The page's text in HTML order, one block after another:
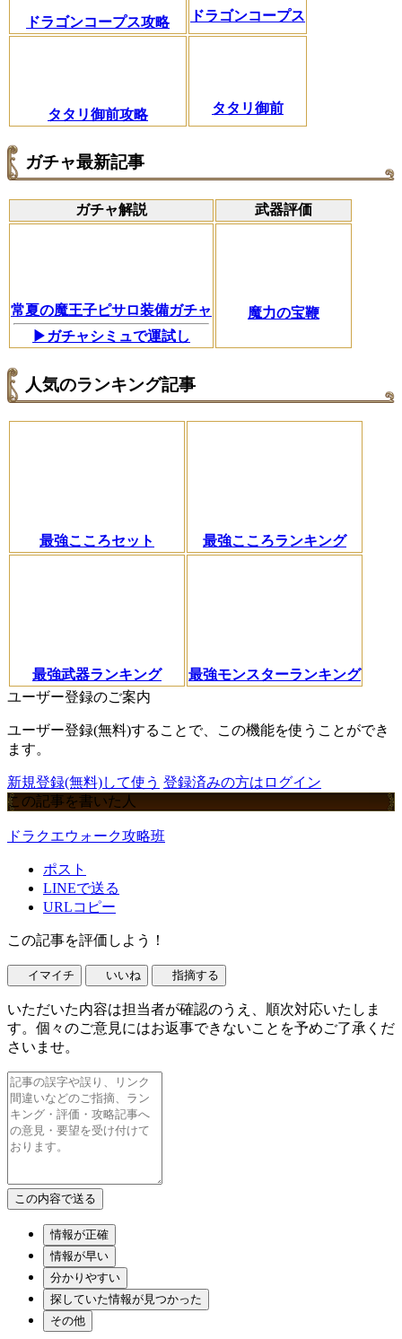
ドラゴンコープス攻略 ドラゴンコープス
タタリ御前攻略 タタリ御前
ガチャ最新記事
ガチャ解説 武器評価
常夏の魔王子ピサロ装備ガチャ
▶ガチャシミュで運試し
魔力の宝鞭
人気のランキング記事
最強こころセット 最強こころランキング
最強武器ランキング
最強モンスターランキング
ユーザー登録のご案内
ユーザー登録(無料)することで、この機能を使うことができ
ます。
新規登録(無料)して使う 登録済みの方はログイン
この記事を書いた人
ドラクエウォーク攻略班
ポスト
LINEで送る
URLコピー
この記事を評価しよう！
イマイチ いいね 指摘する
いただいた内容は担当者が確認のうえ、順次対応いたしま
す。個々のご意見にはお返事できないことを予めご了承くだ
さいませ。
情報が正確
情報が早い
分かりやすい
探していた情報が見つかった
その他